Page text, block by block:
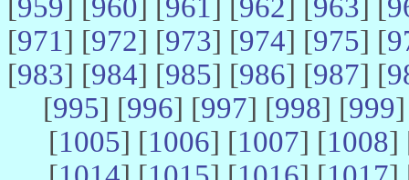
959 960 961 962 963
[971] [972] [973] [974] [975] [
[983] [984] [985] [986] [987] [
[995] [996] [997] [998] [999
[1005] [1006] [1007] [1008]